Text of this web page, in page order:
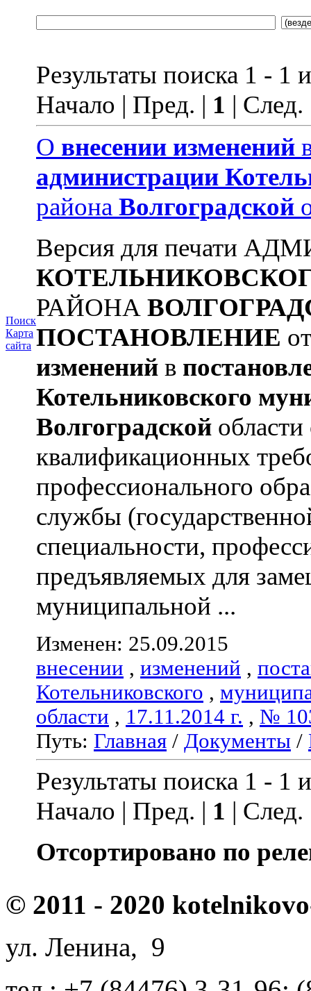
Поиск
Карта
сайта
Результаты поиска 1 - 1
Начало | Пред. | 1 |
О внесении изменений
администрации
района Волгоградской
Версия для печати
РАЙОНА
ПОСТАНОВЛЕНИЕ
изменений в
Котельниковского
Волгоградской
квалификационных
профессионального
службы
специальности,
предъявляемых для
муниципальной ...
Изменен: 25.09.2015
внесении , изменений ,
Котельниковского ,
области , 17.11.2014 г. , №
Путь: Главная / Документы /
Результаты поиска 1 - 1
Начало | Пред. | 1 |
Отсортировано по
© 2011 - 2020
ул. Ленина, 9